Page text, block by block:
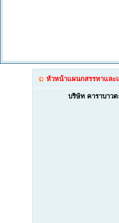
หัวหน้าแผนกสรรหาและ
บริษัท คาราบาว